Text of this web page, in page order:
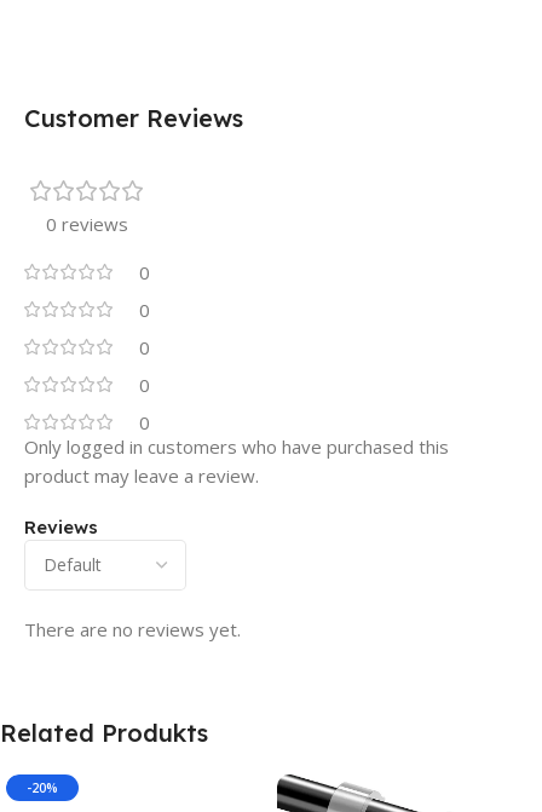
Customer Reviews
0 reviews
0
0
0
0
0
Reviews
There are no reviews yet.
Only logged in customers who have purchased this
product may leave a review.
Related Produkts
-20%